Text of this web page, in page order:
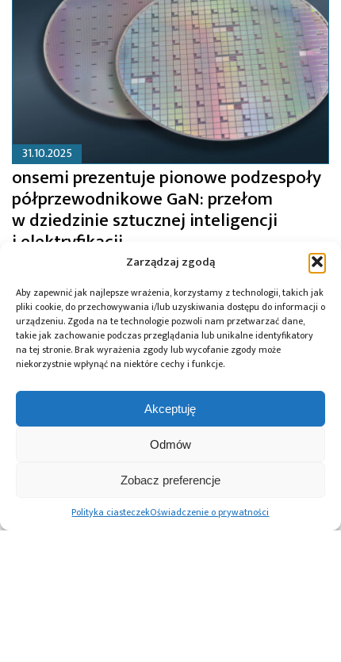
Zarządzaj zgodą
Aby zapewnić jak najlepsze wrażenia, korzystamy z technologii, takich jak
pliki cookie, do przechowywania i/lub uzyskiwania dostępu do informacji o
urządzeniu. Zgoda na te technologie pozwoli nam przetwarzać dane,
takie jak zachowanie podczas przeglądania lub unikalne identyfikatory
na tej stronie. Brak wyrażenia zgody lub wycofanie zgody może
niekorzystnie wpłynąć na niektóre cechy i funkcje.
Akceptuję
Odmów
Zobacz preferencje
Polityka ciasteczekOświadczenie o prywatności
31.10.2025
onsemi prezentuje pionowe podzespoły
półprzewodnikowe GaN: przełom
w dziedzinie sztucznej inteligencji
i elektryfikacji
27.10.2025
Biurowa infrastruktura ładowania –